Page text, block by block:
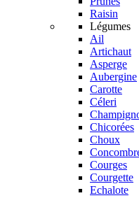
Raisin
Légumes
Ail
Artichaut
Asperge
Aubergine
Carotte
Céleri
Chicorées
Choux
Courges
Courgette
Echalote